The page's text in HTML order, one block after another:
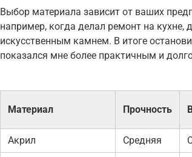
Выбор материала зависит от ваших
например, когда делал ремонт на
искусственным камнем. В итоге
показался мне более практичным и
Материал Прочность
Акрил Средняя